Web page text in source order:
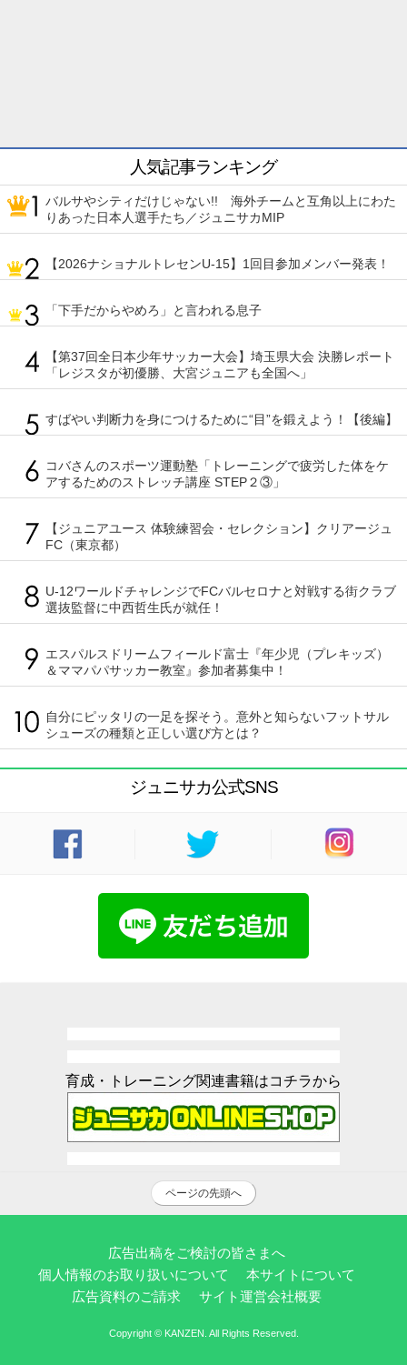
人気記事ランキング
バルサやシティだけじゃない!! 海外チームと互角以上にわた
りあった日本人選手たち／ジュニサカMIP
【2026ナショナルトレセンU-15】1回目参加メンバー発表！
「下手だからやめろ」と言われる息子
【第37回全日本少年サッカー大会】埼玉県大会 決勝レポート
「レジスタが初優勝、大宮ジュニアも全国へ」
すばやい判断力を身につけるために“目”を鍛えよう！【後編】
コバさんのスポーツ運動塾「トレーニングで疲労した体をケ
アするためのストレッチ講座 STEP２③」
【ジュニアユース 体験練習会・セレクション】クリアージュ
FC（東京都）
U-12ワールドチャレンジでFCバルセロナと対戦する街クラブ
選抜監督に中西哲生氏が就任！
エスパルスドリームフィールド富士『年少児（プレキッズ）
＆ママパパサッカー教室』参加者募集中！
自分にピッタリの一足を探そう。意外と知らないフットサル
シューズの種類と正しい選び方とは？
ジュニサカ公式SNS
育成・トレーニング関連書籍はコチラから
ページの先頭へ
広告出稿をご検討の皆さまへ
個人情報のお取り扱いについて
本サイトについて
広告資料のご請求
サイト運営会社概要
Copyright © KANZEN. All Rights Reserved.